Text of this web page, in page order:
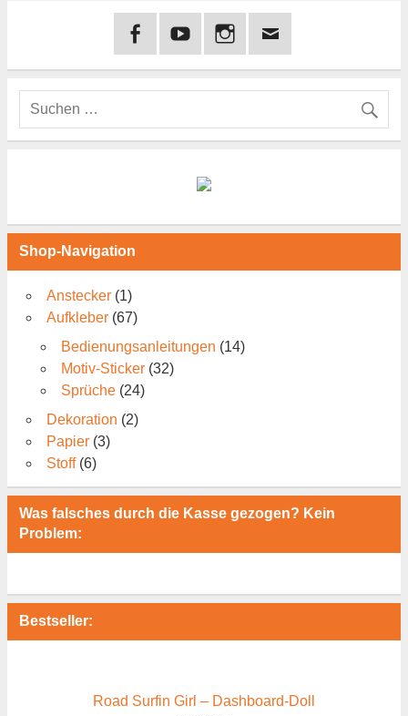
Shop-Navigation
Anstecker (1)
Aufkleber (67)
Bedienungsanleitungen (14)
Motiv-Sticker (32)
Sprüche (24)
Dekoration (2)
Papier (3)
Stoff (6)
Was falsches durch die Kasse gezogen? Kein
Problem:
Bestseller:
Road Surfin Girl – Dashboard-Doll